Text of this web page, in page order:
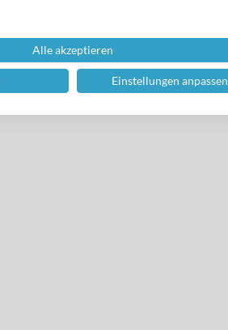
Alle akzeptieren
Einstellungen anpassen